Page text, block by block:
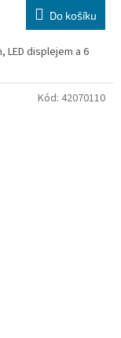
Do košíku
displejem a 6
Kód: 42070110